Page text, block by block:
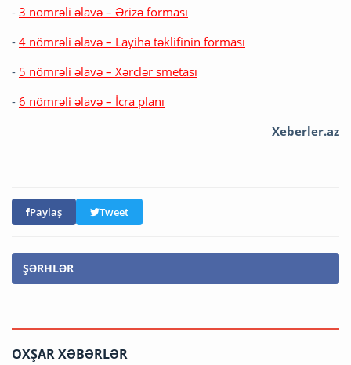
- 3 nömrəli əlavə – Ərizə forması
- 4 nömrəli əlavə – Layihə təklifinin forması
- 5 nömrəli əlavə – Xərclər smetası
- 6 nömrəli əlavə – İcra planı
Xeberler.az
Paylaş Tweet
ŞƏRHLƏR
OXŞAR XƏBƏRLƏR